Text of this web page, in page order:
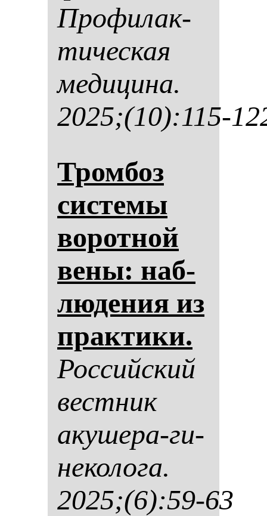
Про­фи­лак­
ти­чес­кая
ме­ди­ци­на.
2025;(10):115-
Тром­боз
сис­те­мы
во­рот­ной
ве­ны: наб­
лю­де­ния из
прак­ти­ки.
Рос­сий­ский
вес­тник
аку­ше­ра-ги­
не­ко­ло­га.
2025;(6):59-63